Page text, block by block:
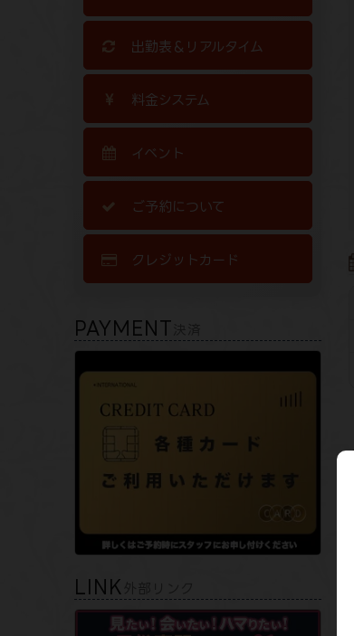
出勤表＆リアルタイム
料金システム
イベント
ご予約について
クレジットカード
PAYMENT
LINK